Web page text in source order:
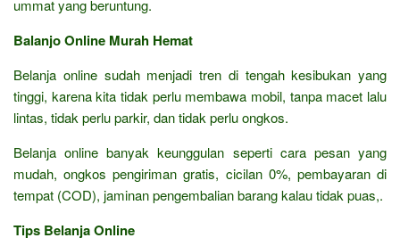
ummat yang beruntung.
Balanjo Online Murah Hemat
Belanja online sudah menjadi tren di tengah kesibukan yang
tinggi, karena kita tidak perlu membawa mobil, tanpa macet lalu
lintas, tidak perlu parkir, dan tidak perlu ongkos.
Belanja online banyak keunggulan seperti cara pesan yang
mudah, ongkos pengiriman gratis, cicilan 0%, pembayaran di
tempat (COD), jaminan pengembalian barang kalau tidak puas,.
Tips Belanja Online